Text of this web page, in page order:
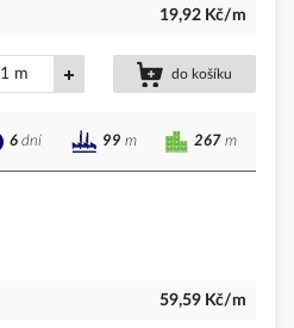
19,92 Kč/m
m do košíku
267 m
6 dní 99 m
59,59 Kč/m